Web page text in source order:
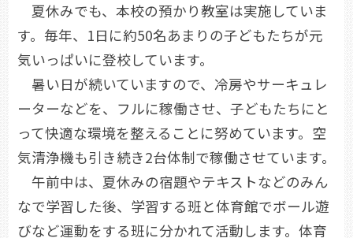
夏休みでも、本校の預かり教室は実施していま
す。毎年、1日に約50名あまりの子どもたちが元
気いっぱいに登校しています。
暑い日が続いていますので、冷房やサーキュレ
ーターなどを、フルに稼働させ、子どもたちにと
って快適な環境を整えることに努めています。空
気清浄機も引き続き2台体制で稼働させています。
午前中は、夏休みの宿題やテキストなどのみん
なで学習した後、学習する班と体育館でボール遊
びなど運動をする班に分かれて活動します。体育